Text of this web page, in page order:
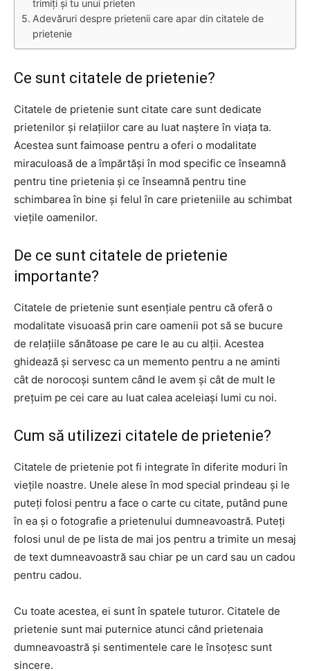
trimiți și tu unui prieten
Adevăruri despre prietenii care apar din citatele de
prietenie
Ce sunt citatele de prietenie?
Citatele de prietenie sunt citate care sunt dedicate
prietenilor și relațiilor care au luat naștere în viața ta.
Acestea sunt faimoase pentru a oferi o modalitate
miraculoasă de a împărtăși în mod specific ce înseamnă
pentru tine prietenia și ce înseamnă pentru tine
schimbarea în bine și felul în care prieteniile au schimbat
viețile oamenilor.
De ce sunt citatele de prietenie
importante?
Citatele de prietenie sunt esențiale pentru că oferă o
modalitate visuoasă prin care oamenii pot să se bucure
de relațiile sănătoase pe care le au cu alții. Acestea
ghidează și servesc ca un memento pentru a ne aminti
cât de norocoși suntem când le avem și cât de mult le
prețuim pe cei care au luat calea aceleiași lumi cu noi.
Cum să utilizezi citatele de prietenie?
Citatele de prietenie pot fi integrate în diferite moduri în
viețile noastre. Unele alese în mod special prindeau și le
puteți folosi pentru a face o carte cu citate, putând pune
în ea și o fotografie a prietenului dumneavoastră. Puteți
folosi unul de pe lista de mai jos pentru a trimite un mesaj
de text dumneavoastră sau chiar pe un card sau un cadou
pentru cadou.
Cu toate acestea, ei sunt în spatele tuturor. Citatele de
prietenie sunt mai puternice atunci când prietenaia
dumneavoastră și sentimentele care le însoțesc sunt
sincere.